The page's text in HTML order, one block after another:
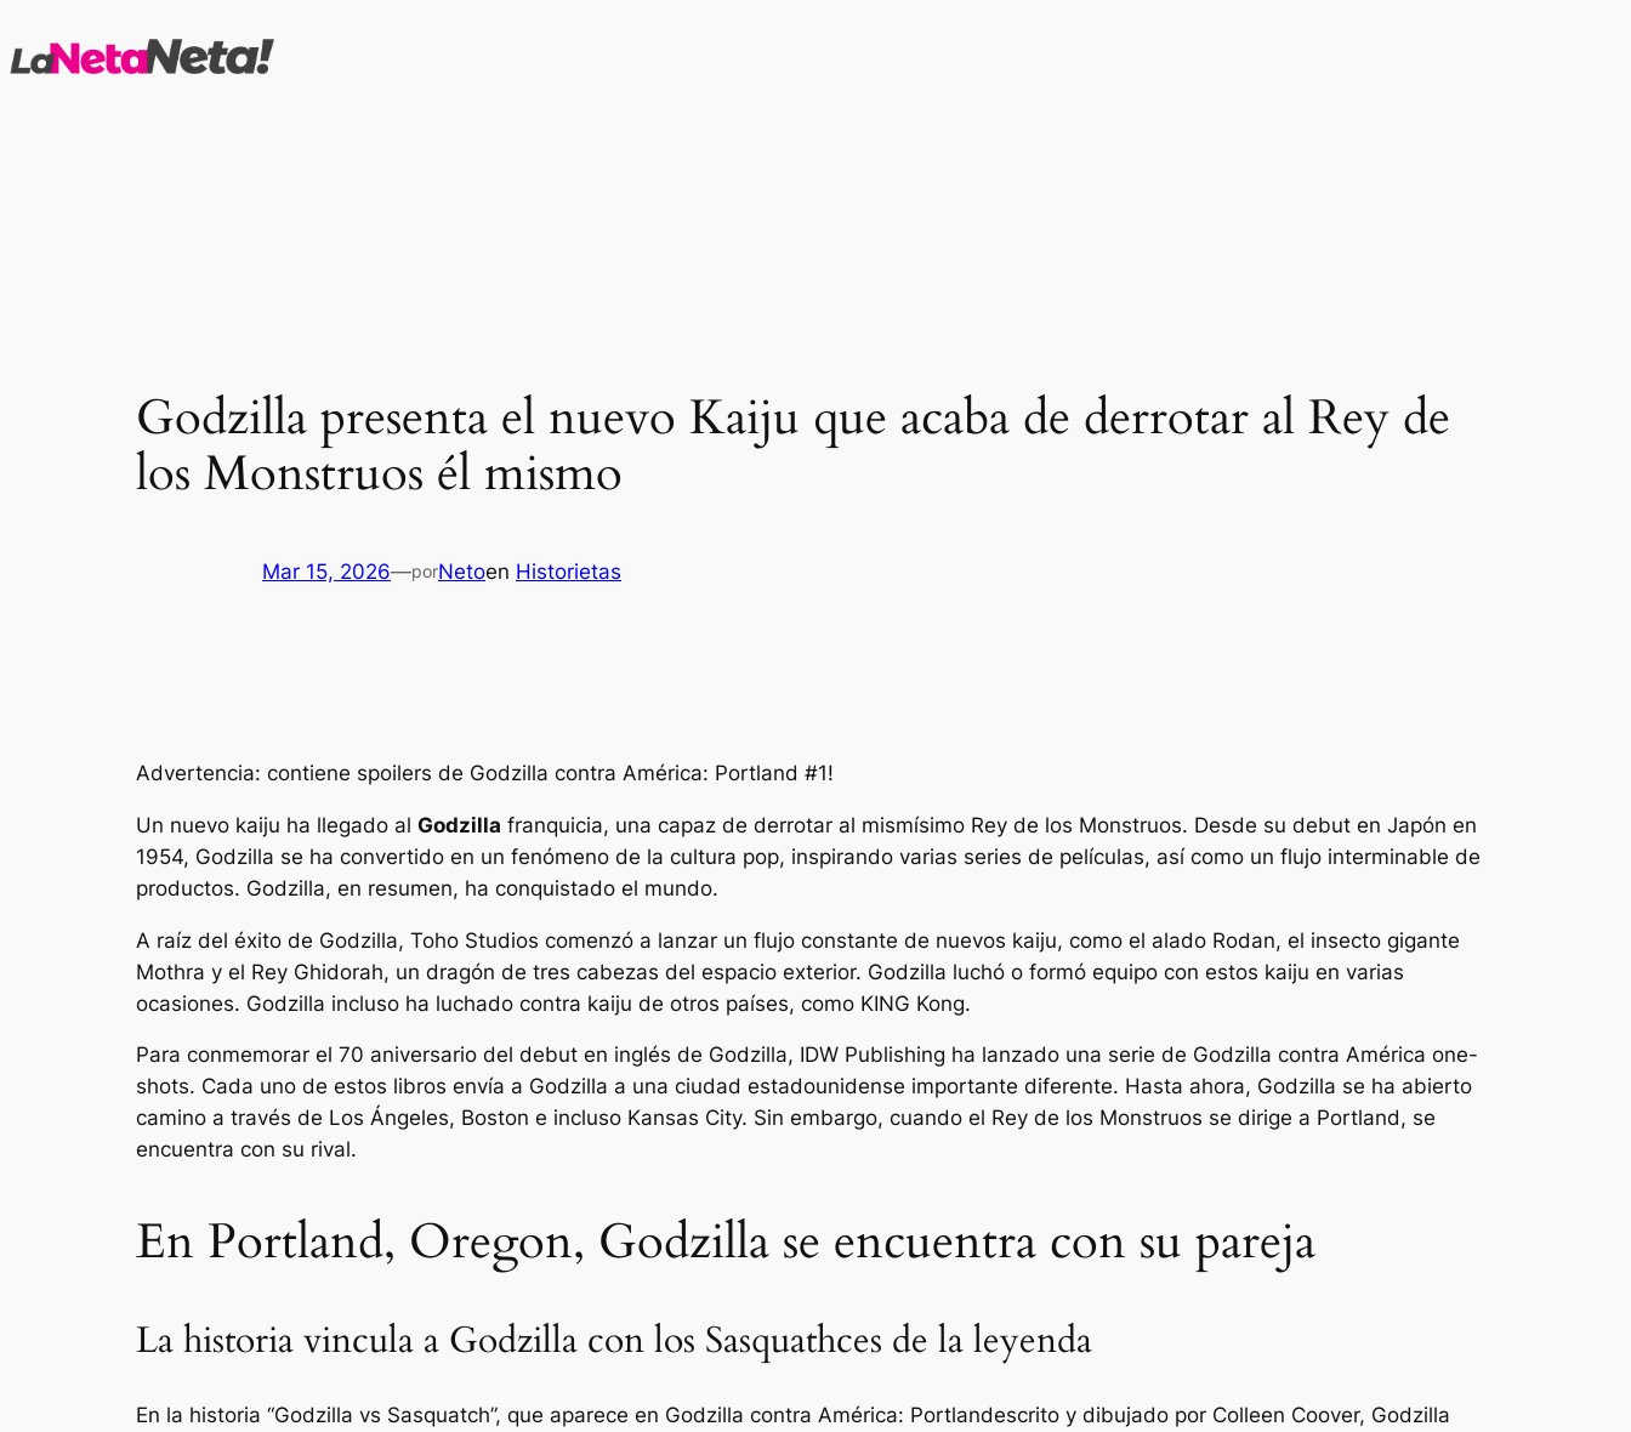
al
Godzilla presenta el nuevo Kaiju que acaba de derrotar al Rey de
los Monstruos él mismo
Mar 15, 2026—porNetoen Historietas
Advertencia: contiene spoilers de Godzilla contra América: Portland #1!
Un nuevo kaiju ha llegado al Godzilla franquicia, una capaz de derrotar al mismísimo Rey de los Monstruos. Desde su debut en Japón en
1954, Godzilla se ha convertido en un fenómeno de la cultura pop, inspirando varias series de películas, así como un flujo interminable de
productos. Godzilla, en resumen, ha conquistado el mundo.
A raíz del éxito de Godzilla, Toho Studios comenzó a lanzar un flujo constante de nuevos kaiju, como el alado Rodan, el insecto gigante
Mothra y el Rey Ghidorah, un dragón de tres cabezas del espacio exterior. Godzilla luchó o formó equipo con estos kaiju en varias
ocasiones. Godzilla incluso ha luchado contra kaiju de otros países, como KING Kong.
Para conmemorar el 70 aniversario del debut en inglés de Godzilla, IDW Publishing ha lanzado una serie de Godzilla contra América one-
shots. Cada uno de estos libros envía a Godzilla a una ciudad estadounidense importante diferente. Hasta ahora, Godzilla se ha abierto
camino a través de Los Ángeles, Boston e incluso Kansas City. Sin embargo, cuando el Rey de los Monstruos se dirige a Portland, se
encuentra con su rival.
En Portland, Oregon, Godzilla se encuentra con su pareja
La historia vincula a Godzilla con los Sasquathces de la leyenda
En la historia “Godzilla vs Sasquatch”, que aparece en Godzilla contra América: Portlandescrito y dibujado por Colleen Coover, Godzilla